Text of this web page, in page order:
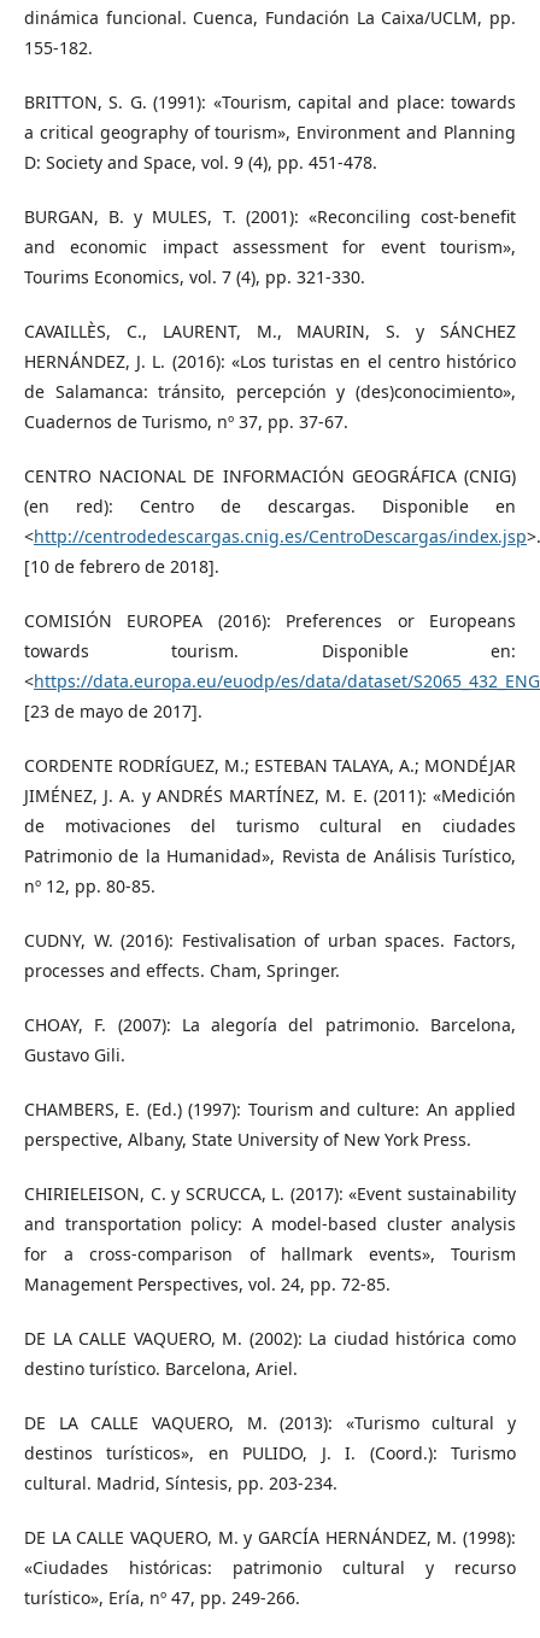
dinámica funcional. Cuenca, Fundación La Caixa/UCLM, pp.
155-182.
BRITTON, S. G. (1991): «Tourism, capital and place: towards
a critical geography of tourism», Environment and Planning
D: Society and Space, vol. 9 (4), pp. 451-478.
BURGAN, B. y MULES, T. (2001): «Reconciling cost-benefit
and economic impact assessment for event tourism»,
Tourims Economics, vol. 7 (4), pp. 321-330.
CAVAILLÈS, C., LAURENT, M., MAURIN, S. y SÁNCHEZ
HERNÁNDEZ, J. L. (2016): «Los turistas en el centro histórico
de Salamanca: tránsito, percepción y (des)conocimiento»,
Cuadernos de Turismo, nº 37, pp. 37-67.
CENTRO NACIONAL DE INFORMACIÓN GEOGRÁFICA (CNIG)
(en red): Centro de descargas. Disponible en
<http://centrodedescargas.cnig.es/CentroDescargas/index.jsp>.
[10 de febrero de 2018].
COMISIÓN EUROPEA (2016): Preferences or Europeans
towards tourism. Disponible en:
<https://data.europa.eu/euodp/es/data/dataset/S2065_432_ENG
[23 de mayo de 2017].
CORDENTE RODRÍGUEZ, M.; ESTEBAN TALAYA, A.; MONDÉJAR
JIMÉNEZ, J. A. y ANDRÉS MARTÍNEZ, M. E. (2011): «Medición
de motivaciones del turismo cultural en ciudades
Patrimonio de la Humanidad», Revista de Análisis Turístico,
nº 12, pp. 80-85.
CUDNY, W. (2016): Festivalisation of urban spaces. Factors,
processes and effects. Cham, Springer.
CHOAY, F. (2007): La alegoría del patrimonio. Barcelona,
Gustavo Gili.
CHAMBERS, E. (Ed.) (1997): Tourism and culture: An applied
perspective, Albany, State University of New York Press.
CHIRIELEISON, C. y SCRUCCA, L. (2017): «Event sustainability
and transportation policy: A model-based cluster analysis
for a cross-comparison of hallmark events», Tourism
Management Perspectives, vol. 24, pp. 72-85.
DE LA CALLE VAQUERO, M. (2002): La ciudad histórica como
destino turístico. Barcelona, Ariel.
DE LA CALLE VAQUERO, M. (2013): «Turismo cultural y
destinos turísticos», en PULIDO, J. I. (Coord.): Turismo
cultural. Madrid, Síntesis, pp. 203-234.
DE LA CALLE VAQUERO, M. y GARCÍA HERNÁNDEZ, M. (1998):
«Ciudades históricas: patrimonio cultural y recurso
turístico», Ería, nº 47, pp. 249-266.